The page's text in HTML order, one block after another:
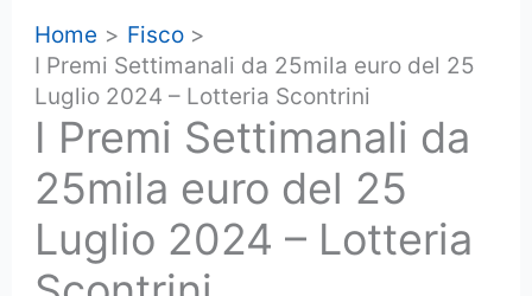
Home
Fisco
I Premi Settimanali da 25mila euro del 25
Luglio 2024 – Lotteria Scontrini
I Premi Settimanali da
25mila euro del 25
Luglio 2024 – Lotteria